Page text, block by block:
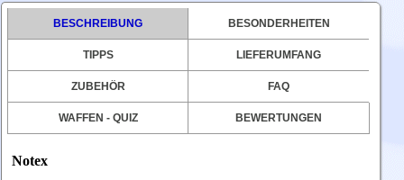
BESCHREIBUNG BESONDERHEITEN
TIPPS LIEFERUMFANG
ZUBEHÖR FAQ
WAFFEN - QUIZ BEWERTUNGEN
Notex